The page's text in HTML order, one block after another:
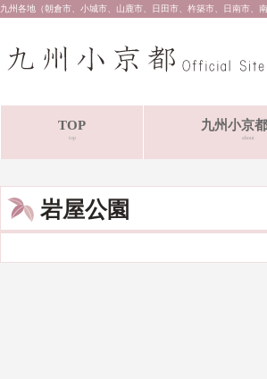
九州各地（朝倉市、小城市、山鹿市、日田市、杵築市、日南市、
TOP
top
九州小京
about
岩屋公園